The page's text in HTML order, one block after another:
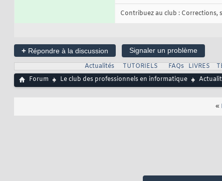
Contribuez au club : Corrections,
+ Répondre à la discussion
Signaler un problème
Actualités
TUTORIELS FAQs LIVRES
Forum
Le club des professionnels en informatique
«